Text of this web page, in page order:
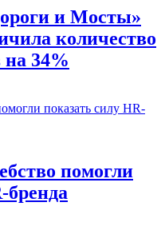
и Мосты»
количество
34%
помогли
бренда